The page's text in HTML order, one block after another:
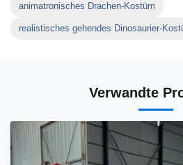
animatronisches Drachen-Kostüm
realistisches gehendes Dinosaurier-
Verwandte